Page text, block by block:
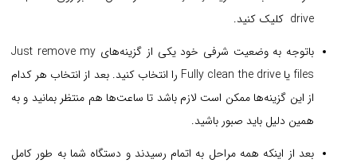
drive کلیک کنید.
باتوجه‌ به وضعیت شرفی خود یکی از گزینه‌های Just remove my
files یا Fully clean the drive را انتخاب کنید. بعد از انتخاب هر کدام
از این گزینه‌ها ممکن است لازم باشد تا ساعت‌ها هم منتظر بمانید و به
همین دلیل باید صبور باشید.
بعد از اینکه همه مراحل به اتمام رسیدند و دستگاه شما به طور کامل